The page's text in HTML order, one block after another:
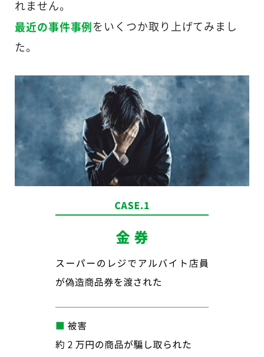
れません。
最近の事件事例 をいくつか取り上げてみまし
た。